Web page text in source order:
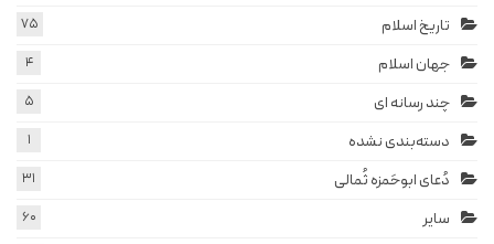
تاریخ اسلام 75
جهان اسلام 4
چند رسانه ای 5
دسته‌بندی نشده 1
دُعای ابوحَمزه ثُمالی 31
سایر 60